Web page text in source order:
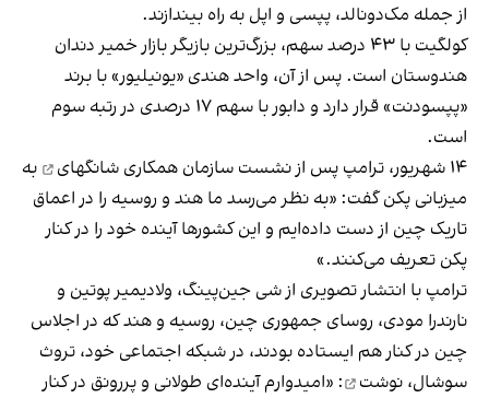
از جمله مک‌دونالد، پپسی و اپل به راه بیندازند.
کولگیت با ۴۳ درصد سهم، بزرگ‌ترین بازیگر بازار خمیر دندان
هندوستان است. پس از آن، واحد هندی «یونیلیور» با برند
«پپسودنت» قرار دارد و دابور با سهم ۱۷ درصدی در رتبه سوم
است.
۱۴ شهریور، ترامپ پس از
نشست سازمان همکاری شانگهای
به
میزبانی پکن گفت: «به نظر می‌رسد ما هند و روسیه را در اعماق
تاریک چین از دست داده‌ایم و این کشورها آینده خود را در کنار
پکن تعریف می‌کنند.»
ترامپ با انتشار تصویری از شی جین‌پینگ، ولادیمیر پوتین و
نارندرا مودی، روسای جمهوری چین، روسیه و هند که در اجلاس
چین در کنار هم ایستاده بودند، در شبکه اجتماعی خود، تروث
سوشال، نوشت
: «امیدوارم آینده‌ای طولانی و پررونق در کنار